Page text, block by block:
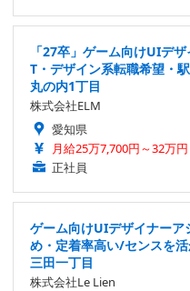
「27卒」ゲーム向けUIデ
T・デザイン系転職希望・
丸の内1丁目
株式会社ELM
愛知県
月給25万7,700円～32万円
正社員
ゲーム向けUIデザイナーア
め・定着率高い/センスを
三田一丁目
株式会社Le Lien